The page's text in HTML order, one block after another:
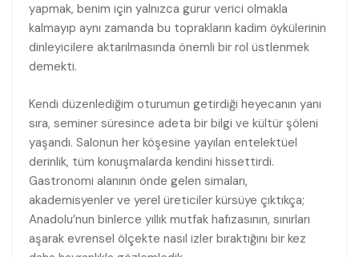
yapmak, benim için yalnızca gurur verici olmakla
kalmayıp aynı zamanda bu toprakların kadim öykülerinin
dinleyicilere aktarılmasında önemli bir rol üstlenmek
demekti.
Kendi düzenlediğim oturumun getirdiği heyecanın yanı
sıra, seminer süresince adeta bir bilgi ve kültür şöleni
yaşandı. Salonun her köşesine yayılan entelektüel
derinlik, tüm konuşmalarda kendini hissettirdi.
Gastronomi alanının önde gelen simaları,
akademisyenler ve yerel üreticiler kürsüye çıktıkça;
Anadolu’nun binlerce yıllık mutfak hafızasının, sınırları
aşarak evrensel ölçekte nasıl izler bıraktığını bir kez